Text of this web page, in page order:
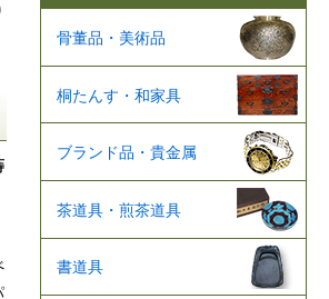
骨董品・美術品
桐たんす・和家具
ブランド品・貴金属
茶道具・煎茶道具
書道具